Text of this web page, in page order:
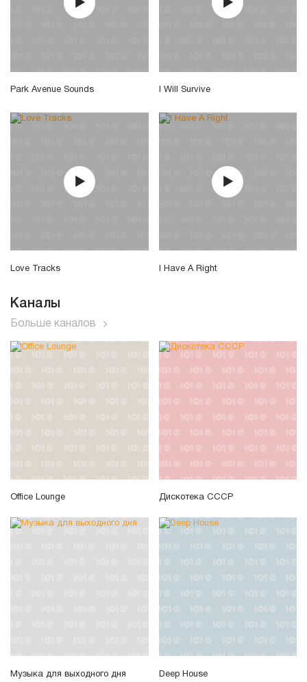
Park Avenue Sounds I Will Survive
Love Tracks I Have A Right
Каналы
Больше каналов
Office Lounge Дискотека СССР
Музыка для выходного дня Deep House